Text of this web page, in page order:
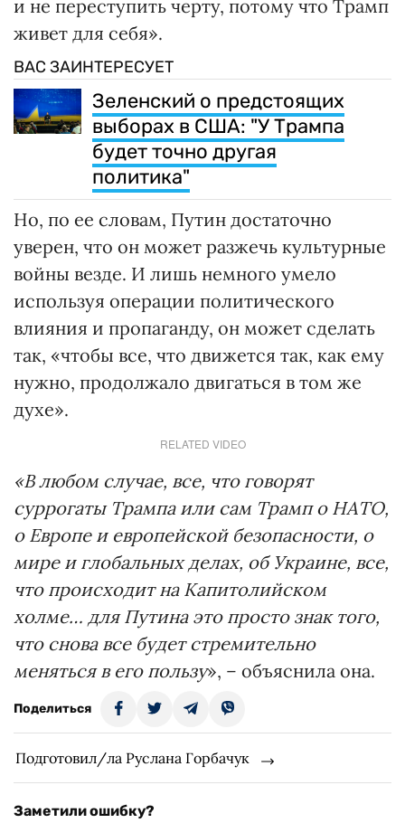
и не переступить черту, потому что Трамп
живет для себя».
ВАС ЗАИНТЕРЕСУЕТ
Зеленский о предстоящих
выборах в США: "У Трампа
будет точно другая
политика"
Но, по ее словам, Путин достаточно
уверен, что он может разжечь культурные
войны везде. И лишь немного умело
используя операции политического
влияния и пропаганду, он может сделать
так, «чтобы все, что движется так, как ему
нужно, продолжало двигаться в том же
духе».
RELATED VIDEO
«В любом случае, все, что говорят
суррогаты Трампа или сам Трамп о НАТО,
о Европе и европейской безопасности, о
мире и глобальных делах, об Украине, все,
что происходит на Капитолийском
холме… для Путина это просто знак того,
что снова все будет стремительно
меняться в его пользу», – объяснила она.
Поделиться
Подготовил/ла Руслана Горбачук
Заметили ошибку?